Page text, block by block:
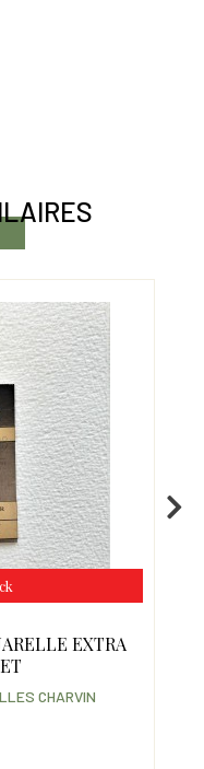
EXTRA
CHARVIN